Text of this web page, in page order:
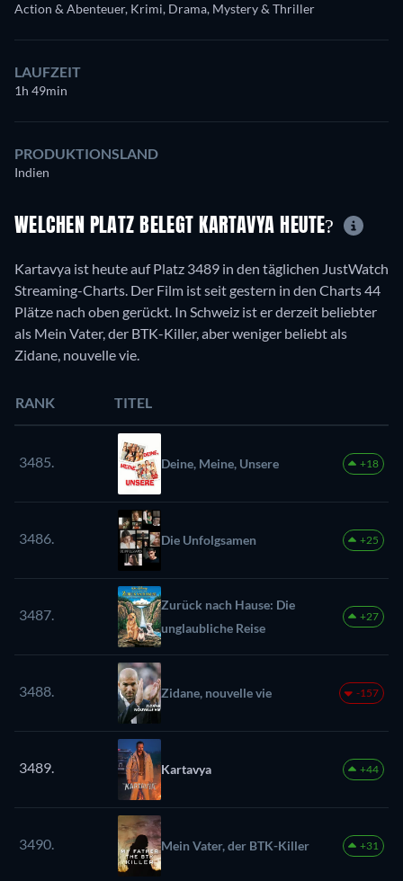
Action & Abenteuer, Krimi, Drama, Mystery & Thriller
LAUFZEIT
1h 49min
PRODUKTIONSLAND
Indien
WELCHEN PLATZ BELEGT KARTAVYA HEUTE?
Kartavya ist heute auf Platz 3489 in den täglichen JustWatch
Streaming-Charts. Der Film ist seit gestern in den Charts 44
Plätze nach oben gerückt. In Schweiz ist er derzeit beliebter
als Mein Vater, der BTK-Killer, aber weniger beliebt als
Zidane, nouvelle vie.
RANK TITEL
3485. Deine, Meine, Unsere +18
3486. Die Unfolgsamen +25
3487.
Zurück nach Hause: Die
unglaubliche Reise
+27
3488. Zidane, nouvelle vie -157
3489. Kartavya +44
3490. Mein Vater, der BTK-Killer +31